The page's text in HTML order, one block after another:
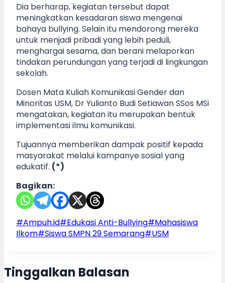
Dia berharap, kegiatan tersebut dapat
meningkatkan kesadaran siswa mengenai
bahaya bullying. Selain itu mendorong mereka
untuk menjadi pribadi yang lebih peduli,
menghargai sesama, dan berani melaporkan
tindakan perundungan yang terjadi di lingkungan
sekolah.
Dosen Mata Kuliah Komunikasi Gender dan
Minoritas USM, Dr Yulianto Budi Setiawan SSos MSi
mengatakan, kegiatan itu merupakan bentuk
implementasi ilmu komunikasi.
Tujuannya memberikan dampak positif kepada
masyarakat melalui kampanye sosial yang
edukatif. (*)
Bagikan:
Post
Tags:
#Ampuh.id#Edukasi Anti-Bullying#Mahasiswa
Ilkom#Siswa SMPN 29 Semarang#USM
Tinggalkan Balasan